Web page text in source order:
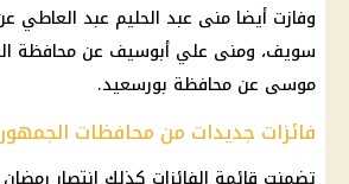
وفازت أيضا منى عبد الحليم عبد العاطي
سويف، ومنى علي أبوسيف عن محافظة
موسى عن محافظة بورسعيد.
فائزات جديدات من محافظات